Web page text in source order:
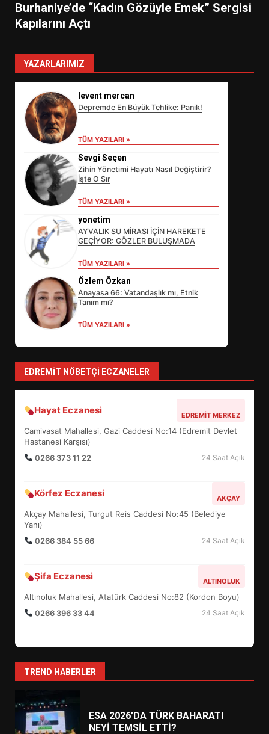
Burhaniye’de “Kadın Gözüyle Emek” Sergisi
Kapılarını Açtı
YAZARLARIMIZ
levent mercan
Depremde En Büyük Tehlike: Panik!
TÜM YAZILARI »
Sevgi Seçen
Zihin Yönetimi Hayatı Nasıl Değiştirir?
İşte O Sır
TÜM YAZILARI »
yonetim
AYVALIK SU MİRASI İÇİN HAREKETE
GEÇİYOR: GÖZLER BULUŞMADA
TÜM YAZILARI »
Özlem Özkan
Anayasa 66: Vatandaşlık mı, Etnik
Tanım mı?
TÜM YAZILARI »
EDREMIT NÖBETÇI ECZANELER
Hayat Eczanesi EDREMIT MERKEZ
Camivasat Mahallesi, Gazi Caddesi No:14 (Edremit Devlet
Hastanesi Karşısı)
0266 373 11 22
24 Saat Açık
Körfez Eczanesi AKÇAY
Akçay Mahallesi, Turgut Reis Caddesi No:45 (Belediye
Yanı)
0266 384 55 66
24 Saat Açık
Şifa Eczanesi ALTINOLUK
Altınoluk Mahallesi, Atatürk Caddesi No:82 (Kordon Boyu)
0266 396 33 44
24 Saat Açık
TREND HABERLER
3
SÜRDÜRÜLEBİLİRLİKTE NE
DEĞİŞECEK?
4
5
BALIKESİR MÜZELERİNDE SÜRE
UZATILDI: NE DEĞİŞTİ?
6
TURNUVASI KAYITLARI NEYİ
7
YENİ YÖNETİM NASIL
ŞEKİLLENDİ?
1
HAREKETE GEÇİYOR: GÖZLER
ESA 2026’DA TÜRK BAHARATI
NEYİ TEMSİL ETTİ?